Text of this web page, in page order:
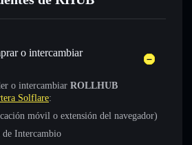
o intercambiar
o intercambiar ROLLHUB
Solflare:
móvil o extensión del navegador)
de Intercambio